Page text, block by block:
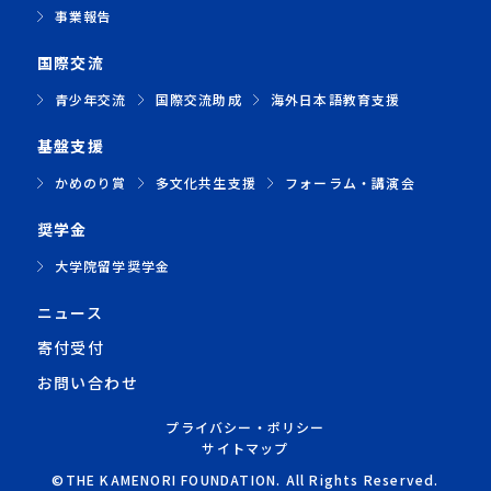
事業報告
国際交流
青少年交流 国際交流助成 海外日本語教育支援
基盤支援
かめのり賞 多文化共生支援 フォーラム・講演会
奨学金
大学院留学奨学金
ニュース
寄付受付
お問い合わせ
プライバシー・ポリシー
サイトマップ
©THE KAMENORI FOUNDATION. All Rights Reserved.